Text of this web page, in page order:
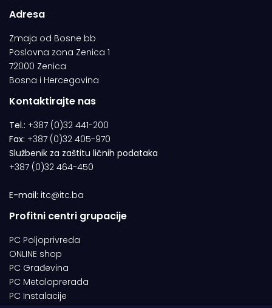
Adresa
Zmaja od Bosne bb
Poslovna zona Zenica 1
72000 Zenica
Bosna i Hercegovina
Kontaktirajte nas
Tel.: +387 (0)32 441-200
Fax: +387 (0)32 405-970
Službenik za zaštitu ličnih podataka
+387 (0)32 464-450
E-mail: itc@itc.ba
Profitni centri grupacije
PC Poljoprivreda
ONLINE shop
PC Građevina
PC Metaloprerada
PC Instalacije